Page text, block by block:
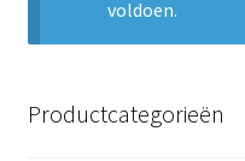
voldoen.
Productcategorieën